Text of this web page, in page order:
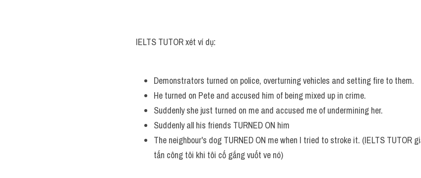
IELTS TUTOR xét ví dụ:
Demonstrators turned on police, overturning vehicles and setting fire to them.
He turned on Pete and accused him of being mixed up in crime.
Suddenly she just turned on me and accused me of undermining her.
Suddenly all his friends TURNED ON him
The neighbour's dog TURNED ON me when I tried to stroke it. (IELTS TUTOR
tấn công tôi khi tôi cố gắng vuốt ve nó)